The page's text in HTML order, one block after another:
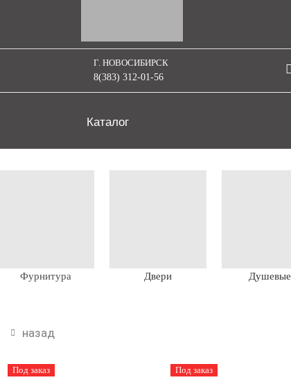
Г. НОВОСИБИРСК
8(383) 312-01-56
Каталог
Фурнитура Двери Душевые
назад
Под заказ Под заказ